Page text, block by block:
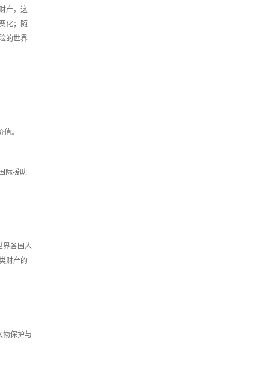
产，这
化；随
的世界
。
际援助
界各国人
财产的
物保护与